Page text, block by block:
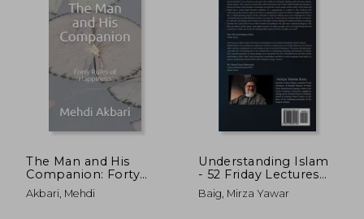
40%
dcto. $ 40.28
45%
dcto.
The Man and His
Companion: Forty
Rules of Happiness
(en Inglés)
Akbari, Mehdi
Understanding Islam
- 52 Friday Lectures
Arabic Edition (en
Árabe)
Baig, Mirza Yawar